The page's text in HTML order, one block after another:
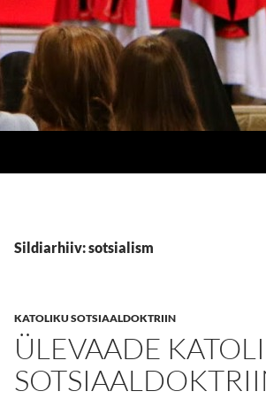
Sildiarhiiv: sotsialism
KATOLIKU SOTSIAALDOKTRIIN
ÜLEVAADE